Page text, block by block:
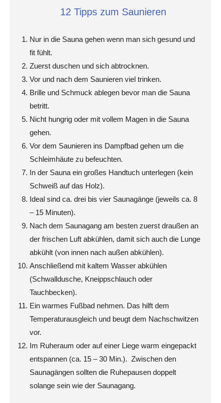
12 Tipps zum Saunieren
Nur in die Sauna gehen wenn man sich gesund und
fit fühlt.
Zuerst duschen und sich abtrocknen.
Vor und nach dem Saunieren viel trinken.
Brille und Schmuck ablegen bevor man die Sauna
betritt.
Nicht hungrig oder mit vollem Magen in die Sauna
gehen.
Vor dem Saunieren ins Dampfbad gehen um die
Schleimhäute zu befeuchten.
In der Sauna ein großes Handtuch unterlegen (kein
Schweiß auf das Holz).
Ideal sind ca. drei bis vier Saunagänge (jeweils ca. 8
– 15 Minuten).
Nach dem Saunagang am besten zuerst draußen an
der frischen Luft abkühlen, damit sich auch die Lunge
abkühlt (von innen nach außen abkühlen).
Anschließend mit kaltem Wasser abkühlen
(Schwalldusche, Kneippschlauch oder
Tauchbecken).
Ein warmes Fußbad nehmen. Das hilft dem
Temperaturausgleich und beugt dem Nachschwitzen
vor.
Im Ruheraum oder auf einer Liege warm eingepackt
entspannen (ca. 15 – 30 Min.). Zwischen den
Saunagängen sollten die Ruhepausen doppelt
solange sein wie der Saunagang.